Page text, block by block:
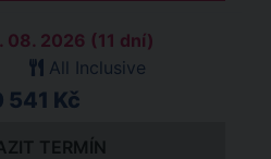
08. 2026 (11 dní)
All Inclusive
541 Kč
TERMÍN